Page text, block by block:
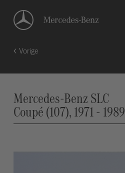
Vorige
Mercedes-Benz SLC
Coupé (107), 1971 - 1989